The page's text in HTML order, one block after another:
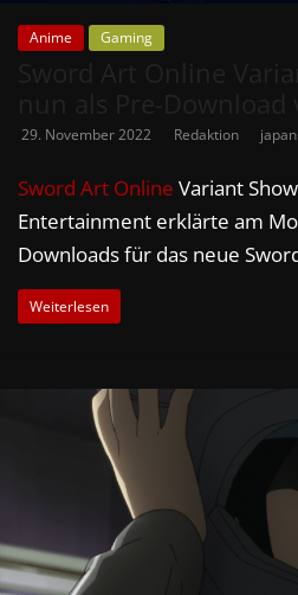
Anime Gaming
29. November 2022 Redaktion japan
Sword Art Online Variant
Entertainment erklärte am
Downloads für das neue
Weiterlesen